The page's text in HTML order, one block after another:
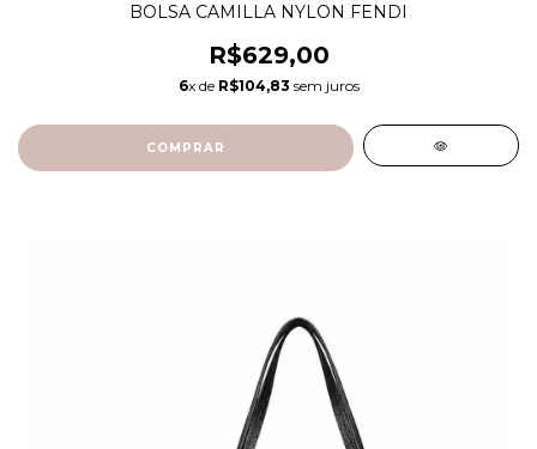
BOLSA CAMILLA NYLON FENDI
R$629,00
6x de R$104,83 sem juros